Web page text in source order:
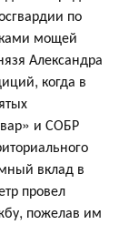
по
мощей
Александра
когда в
и СОБР
вклад в
провел
пожелав им